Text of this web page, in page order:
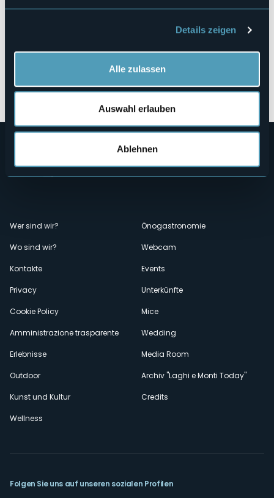
Details zeigen
Alle zulassen
Auswahl erlauben
Ablehnen
Öffnen Sie die Karte
Menù
secondario
Wer sind wir?
Wo sind wir?
Kontakte
Privacy
Cookie Policy
Amministrazione trasparente
Erlebnisse
Outdoor
Kunst und Kultur
Wellness
Önogastronomie
Webcam
Events
Unterkünfte
Mice
Wedding
Media Room
Archiv "Laghi e Monti Today"
Credits
Folgen Sie uns auf unseren sozialen Profilen